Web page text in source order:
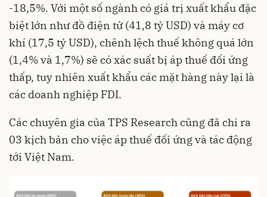
-18,5%. Với một số ngành có giá trị xuất khẩu đặc
biệt lớn như đồ điện tử (41,8 tỷ USD) và máy cơ
khí (17,5 tỷ USD), chênh lệch thuế không quá lớn
(1,4% và 1,7%) sẽ có xác suất bị áp thuế đối ứng
thấp, tuy nhiên xuất khẩu các mặt hàng này lại là
các doanh nghiệp FDI.
Các chuyên gia của TPS Research cũng đã chi ra
03 kịch bản cho việc áp thuế đối ứng và tác động
tới Việt Nam.